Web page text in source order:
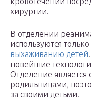
хирургии.
В отделении
используются только
выхаживанию детей
новейшие
Отделение
родильницами,
за своими детьми.